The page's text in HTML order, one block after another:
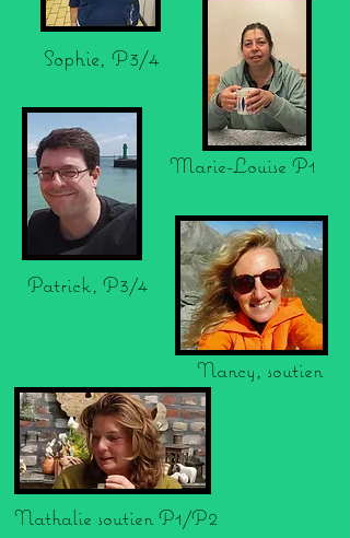
Marie-Louise P1
Sophie, P3/4
Patrick, P3/4
Nancy, soutien
Nathalie soutien P1/P2